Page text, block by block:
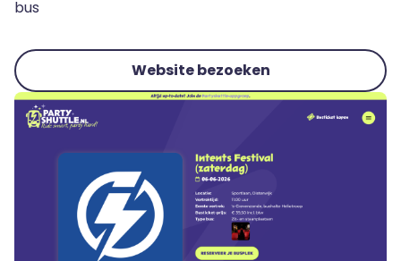
bus
Website bezoeken